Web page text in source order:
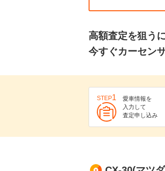
高額査定を狙うに
今すぐカーセン
STEP1
愛車情報を
入力して
査定申し込み